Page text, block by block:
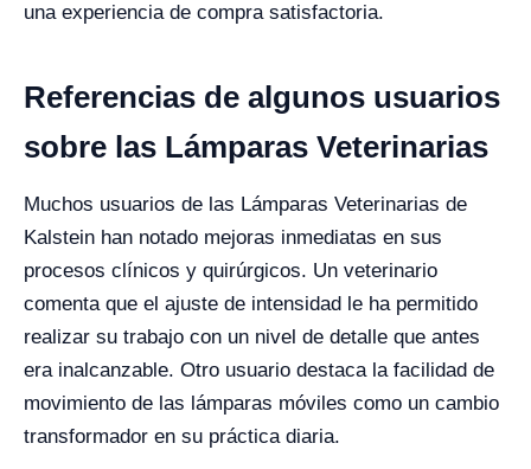
una experiencia de compra satisfactoria.
Referencias de algunos usuarios
sobre las Lámparas Veterinarias
Muchos usuarios de las Lámparas Veterinarias de
Kalstein han notado mejoras inmediatas en sus
procesos clínicos y quirúrgicos. Un veterinario
comenta que el ajuste de intensidad le ha permitido
realizar su trabajo con un nivel de detalle que antes
era inalcanzable. Otro usuario destaca la facilidad de
movimiento de las lámparas móviles como un cambio
transformador en su práctica diaria.